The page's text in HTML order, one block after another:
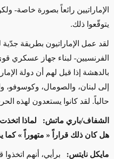
الإماراتيين رائعاً بصورة خاصة-
يتوقّعوا ذلك.
لقد عمل الإماراتيون بطريقة
الفرنسيين- لبناء جهاز عسكري
بالدهشة إذا قيل لهم أن دولة
إلى لبنان، والصومال، وكوسوفو،
حالياً. لقد كانوا يستعدون لهذه
الشفاف/باري ماتش: لماذا
هل كان ذلك قراراً « متهوراً »
مايكل نايتس: برأيي، أنهم اتخذوا